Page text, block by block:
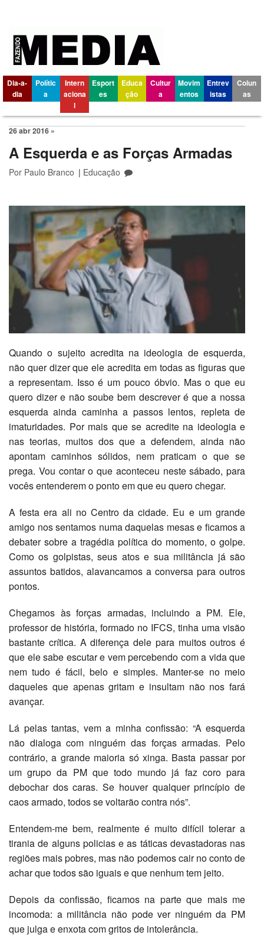
Dia-a-
dia
Polític
a
Intern
aciona
l
Esport
es
Educa
ção
Cultur
a
Movim
entos
Entrev
istas
Colun
as
26 abr 2016 »
A Esquerda e as Forças Armadas
Por Paulo Branco | Educação
Quando o sujeito acredita na ideologia de esquerda,
não quer dizer que ele acredita em todas as figuras que
a representam. Isso é um pouco óbvio. Mas o que eu
quero dizer e não soube bem descrever é que a nossa
esquerda ainda caminha a passos lentos, repleta de
imaturidades. Por mais que se acredite na ideologia e
nas teorias, muitos dos que a defendem, ainda não
apontam caminhos sólidos, nem praticam o que se
prega. Vou contar o que aconteceu neste sábado, para
vocês entenderem o ponto em que eu quero chegar.
A festa era ali no Centro da cidade. Eu e um grande
amigo nos sentamos numa daquelas mesas e ficamos a
debater sobre a tragédia política do momento, o golpe.
Como os golpistas, seus atos e sua militância já são
assuntos batidos, alavancamos a conversa para outros
pontos.
Chegamos às forças armadas, incluindo a PM. Ele,
professor de história, formado no IFCS, tinha uma visão
bastante crítica. A diferença dele para muitos outros é
que ele sabe escutar e vem percebendo com a vida que
nem tudo é fácil, belo e simples. Manter-se no meio
daqueles que apenas gritam e insultam não nos fará
avançar.
Lá pelas tantas, vem a minha confissão: “A esquerda
não dialoga com ninguém das forças armadas. Pelo
contrário, a grande maioria só xinga. Basta passar por
um grupo da PM que todo mundo já faz coro para
debochar dos caras. Se houver qualquer princípio de
caos armado, todos se voltarão contra nós”.
Entendem-me bem, realmente é muito difícil tolerar a
tirania de alguns policias e as táticas devastadoras nas
regiões mais pobres, mas não podemos cair no conto de
achar que todos são iguais e que nenhum tem jeito.
Depois da confissão, ficamos na parte que mais me
incomoda: a militância não pode ver ninguém da PM
que julga e enxota com gritos de intolerância.